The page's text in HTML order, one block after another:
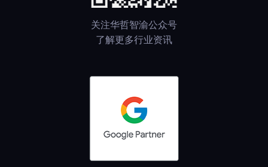
关注华哲智渝公众号
了解更多行业资讯